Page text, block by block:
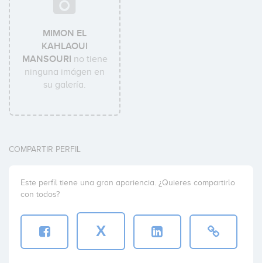
MIMON EL
KAHLAOUI
MANSOURI no tiene
ninguna imágen en
su galería.
COMPARTIR PERFIL
Este perfil tiene una gran apariencia. ¿Quieres compartirlo
con todos?
X